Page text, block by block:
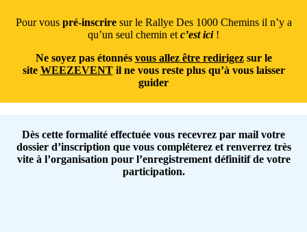
Pour vous pré-inscriresur le Rallye Des 1000 Chemins il n’y a
qu’un seul chemin et c’est ici!
Ne soyez pas étonnés vous allez être redirigezsur le
site WEEZEVENTil ne vous reste plus qu’à vous laisser
guider
Dès cette formalité effectuée vous recevrez par mail votre
dossier d’inscription que vous compléterez et renverrez très
vite à l’organisation pour l’enregistrement définitif de votre
participation.